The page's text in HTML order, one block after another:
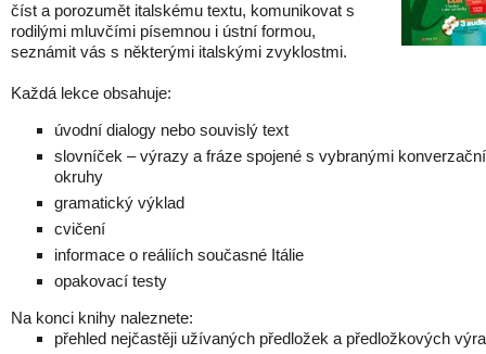
číst a porozumět italskému textu, komunikovat s
rodilými mluvčími písemnou i ústní formou,
seznámit vás s některými italskými zvyklostmi.
Každá lekce obsahuje:
úvodní dialogy nebo souvislý text
slovníček – výrazy a fráze spojené s vybranými
okruhy
gramatický výklad
cvičení
informace o reáliích současné Itálie
opakovací testy
Na konci knihy naleznete:
přehled nejčastěji užívaných předložek a předložkových